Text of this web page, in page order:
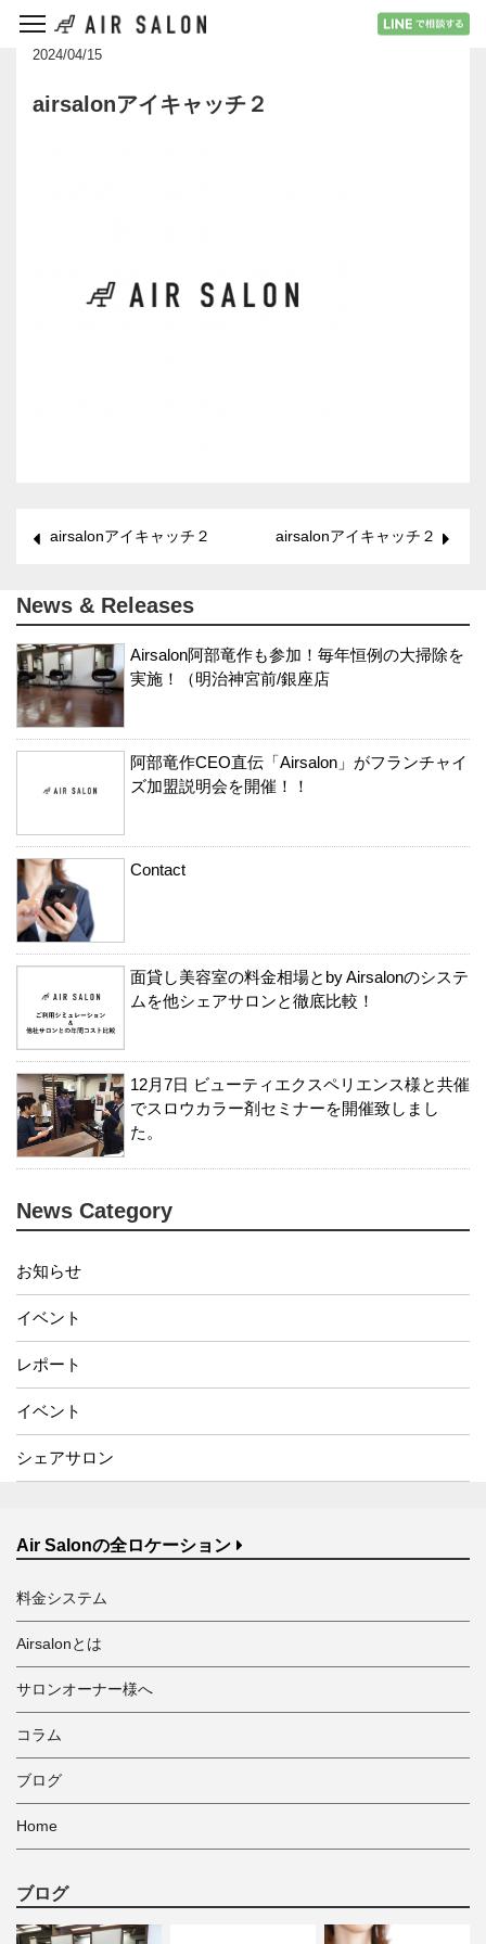
2024/04/15
airsalonアイキャッチ２
airsalonアイキャッチ２ airsalonアイキャッチ２
News & Releases
Airsalon阿部竜作も参加！毎年恒例の大掃除を
実施！（明治神宮前/銀座店
阿部竜作CEO直伝「Airsalon」がフランチャイ
ズ加盟説明会を開催！！
Contact
面貸し美容室の料金相場とby Airsalonのシステ
ムを他シェアサロンと徹底比較！
12月7日 ビューティエクスペリエンス様と共催
でスロウカラー剤セミナーを開催致しまし
た。
News Category
お知らせ
イベント
レポート
イベント
シェアサロン
Air Salonの全ロケーション
料金システム
Airsalonとは
サロンオーナー様へ
コラム
ブログ
Home
ブログ